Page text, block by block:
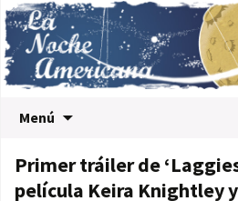
Menú
Primer tráiler de
película Keira Knightley